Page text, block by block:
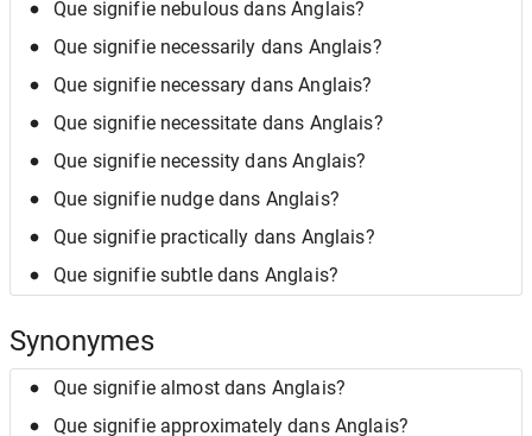
Que signifie nebulous dans Anglais?
Que signifie necessarily dans Anglais?
Que signifie necessary dans Anglais?
Que signifie necessitate dans Anglais?
Que signifie necessity dans Anglais?
Que signifie nudge dans Anglais?
Que signifie practically dans Anglais?
Que signifie subtle dans Anglais?
Synonymes
Que signifie almost dans Anglais?
Que signifie approximately dans Anglais?